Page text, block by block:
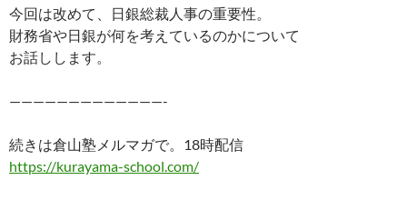
今回は改めて、日銀総裁人事の重要性。
財務省や日銀が何を考えているのかについて
お話しします。
—————————————-
続きは倉山塾メルマガで。18時配信
https://kurayama-school.com/